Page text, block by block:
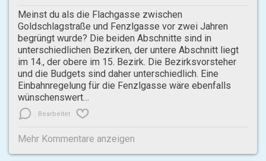
Meinst du als die Flachgasse zwischen
Goldschlagstraße und Fenzlgasse vor zwei Jahren
begrüngt wurde? Die beiden Abschnitte sind in
unterschiedlichen Bezirken, der untere Abschnitt liegt
im 14., der obere im 15. Bezirk. Die Bezirksvorsteher
und die Budgets sind daher unterschiedlich. Eine
Einbahnregelung für die Fenzlgasse wäre ebenfalls
wünschenswert…
Bearbeitet
Mehr Kommentare anzeigen